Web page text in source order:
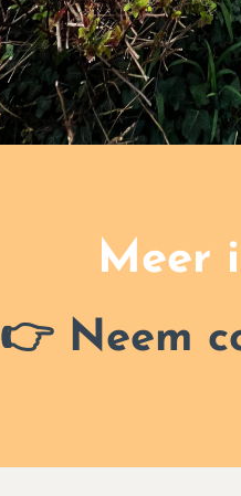
Meer
👉 Neem